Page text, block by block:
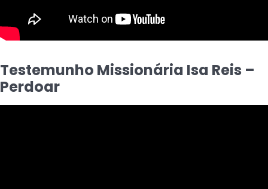
Testemunho Missionária Isa Reis –
Perdoar